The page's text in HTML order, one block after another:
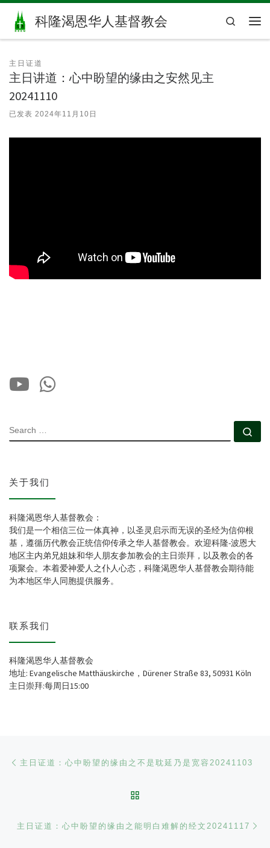
Skip to content
科隆渴恩华人基督教会
Search
主日证道
主日讲道：心中盼望的缘由之安然见主
20241110
已发表 2024年11月10日
SEARCH
关于我们
科隆渴恩华人基督教会：
我们是一个相信三位一体真神，以圣灵启示而无误的圣经为信仰根
基，遵循历代教会正统信仰传承之华人基督教会。欢迎科隆-波恩大
地区主内弟兄姐妹和华人朋友参加教会的主日崇拜，以及教会的各
项聚会。本着爱神爱人之仆人心态，科隆渴恩华人基督教会期待能
为本地区华人同胞提供服务。
联系我们
科隆渴恩华人基督教会
地址: Evangelische Matthäuskirche，Dürener Straße 83, 50931 Köln
主日崇拜:每周日15:00
主日证道：心中盼望的缘由之不是耽延乃是宽容20241103
主日证道：心中盼望的缘由之能明白难解的经文20241117